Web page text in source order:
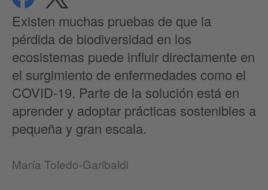
Existen muchas pruebas de que la
pérdida de biodiversidad en los
ecosistemas puede influir directamente en
el surgimiento de enfermedades como el
COVID-19. Parte de la solución está en
aprender y adoptar prácticas sostenibles a
pequeña y gran escala.
María Toledo-Garibaldi